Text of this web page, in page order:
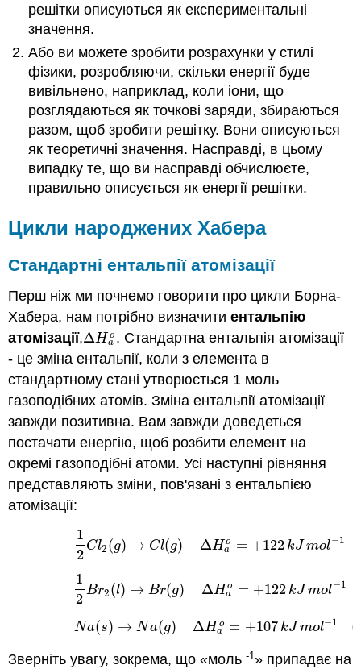
решітки описуються як експериментальні
значення.
Або ви можете зробити розрахунки у стилі
фізики, розробляючи, скільки енергії буде
вивільнено, наприклад, коли іони, що
розглядаються як точкові заряди, збираються
разом, щоб зробити решітку. Вони описуються
як теоретичні значення. Насправді, в цьому
випадку те, що ви насправді обчислюєте,
правильно описується як енергії решітки.
Цикли народжених Хабера
Стандартні ентальпії атомізації
Перш ніж ми почнемо говорити про цикли Борна-
Хабера, нам потрібно визначитиентальпію
атомізації,ΔH o
a
ΔHao. Стандартна ентальпія атомізації
- це зміна ентальпії, коли з елемента в
стандартному стані утворюється 1 моль
газоподібних атомів. Зміна ентальпії атомізації
завжди позитивна. Вам завжди доведеться
постачати енергію, щоб розбити елемент на
окремі газоподібні атоми. Усі наступні рівняння
представляють зміни, пов'язані з ентальпією
атомізації:
1
2
Cl2(g) → Cl(g) ΔH o
a = +122 kJ mol−1
(7.7.3.1) 1 C 2(g → ( g)Δ o=+122 k ol−
1
2
Br2(l) → Br(g) ΔH o
a = +122 kJ mol−1
(7.7.3.2)1 B r2 l) → (g )ΔH =+122 kJ ol−
Na(s) → Na(g) ΔH o
a = +107 kJ mol−1
(7.7.3.3)N a(s)→N (g)ΔHao=+107kJmol−1
Зверніть увагу, зокрема, що «моль-1» припадає на